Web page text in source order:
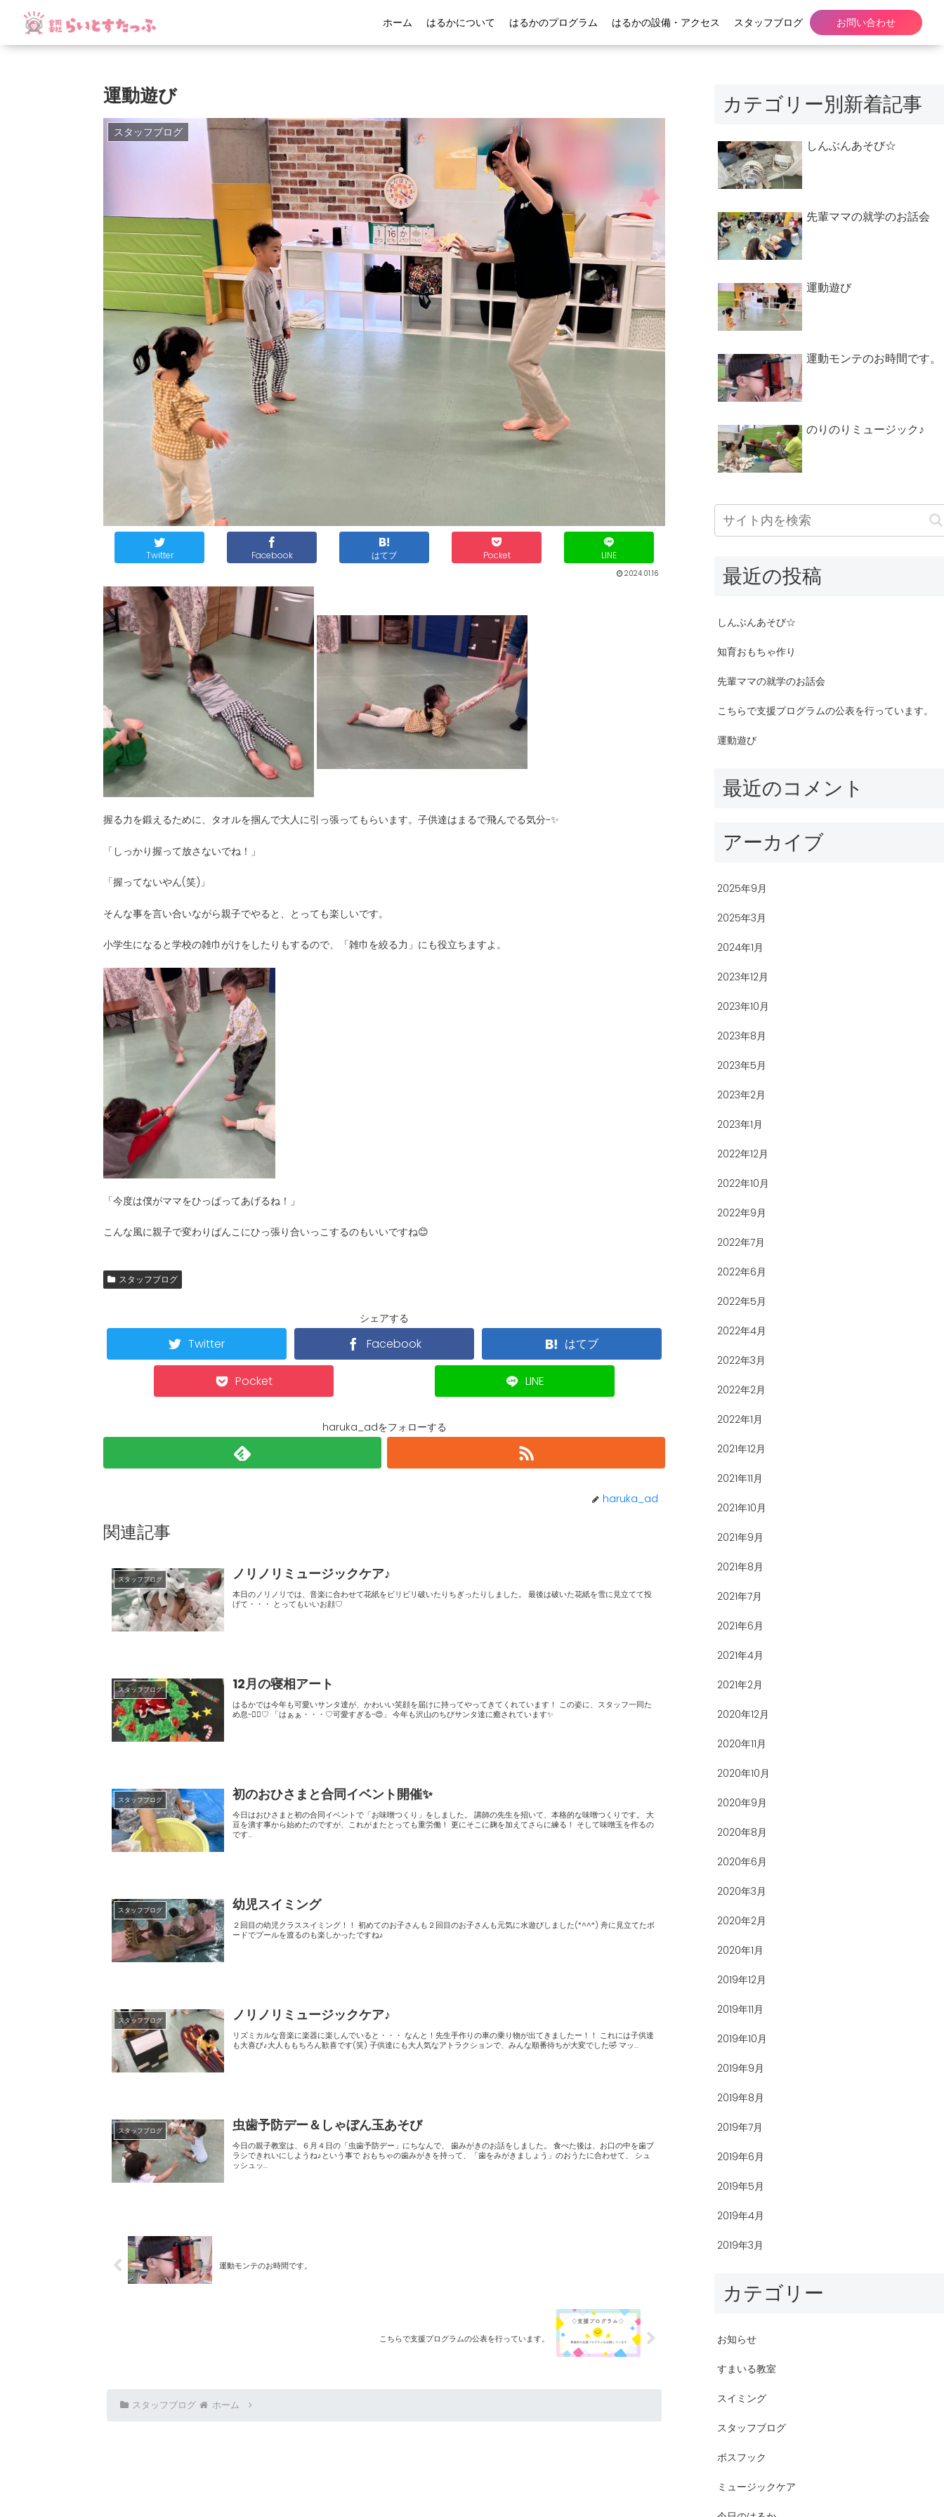
ホーム はるかについて はるかのプログラム はるかの設備・アクセス スタッフブログ お問い合わせ
運動遊び
スタッフブログ
Twitter Facebook はてブ Pocket LINE
2024.01.16
握る力を鍛えるために、タオルを掴んで大人に引っ張ってもらいます。子供達はまるで飛んでる気分~✨
「しっかり握って放さないでね！」
「握ってないやん(笑)」
そんな事を言い合いながら親子でやると、とっても楽しいです。
小学生になると学校の雑巾がけをしたりもするので、「雑巾を絞る力」にも役立ちますよ。
「今度は僕がママをひっぱってあげるね！」
こんな風に親子で変わりばんこにひっ張り合いっこするのもいいですね😊
スタッフブログ
シェアする
Twitter Facebook はてブ
Pocket LINE
haruka_adをフォローする
haruka_ad
関連記事
スタッフブログ ノリノリミュージックケア♪
本日のノリノリでは、音楽に合わせて花紙をビリビリ破いたりちぎったりしました。 最後は破いた花紙を雪に見立てて投
げて・・・ とってもいいお顔♡
スタッフブログ 12月の寝相アート
はるかでは今年も可愛いサンタ達が、かわいい笑顔を届けに持ってやってきてくれています！ この姿に、スタッフ一同た
め息~😮‍💨♡ 「はぁぁ・・・♡可愛すぎる~😍」 今年も沢山のちびサンタ達に癒されています✨
スタッフブログ 初のおひさまと合同イベント開催✨
今日はおひさまと初の合同イベントで「お味噌つくり」をしました。 講師の先生を招いて、本格的な味噌つくりです。 大
豆を潰す事から始めたのですが、これがまたとっても重労働！ 更にそこに麹を加えてさらに練る！ そして味噌玉を作るの
です...
スタッフブログ 幼児スイミング
２回目の幼児クラススイミング！！ 初めてのお子さんも２回目のお子さんも元気に水遊びしました(*^^*) 舟に見立てたボ
ードでプールを渡るのも楽しかったですね♪
スタッフブログ ノリノリミュージックケア♪
リズミカルな音楽に楽器に楽しんでいると・・・ なんと！先生手作りの車の乗り物が出てきましたー！！ これには子供達
も大喜び♪大人ももちろん歓喜です(笑) 子供達にも大人気なアトラクションで、みんな順番待ちが大変でした🤣 マッ...
スタッフブログ 虫歯予防デー＆しゃぼん玉あそび
今日の親子教室は、６月４日の「虫歯予防デー」にちなんで、 歯みがきのお話をしました。 食べた後は、お口の中を歯ブ
ラシできれいにしようね♪という事で おもちゃの歯みがきを持って、「歯をみがきましょう」のおうたに合わせて、 シュ
ッシュッ...
運動モンテのお時間です。
こちらで支援プログラムの公表を行っています。
ホーム
スタッフブログ
カテゴリー別新着記事
しんぶんあそび☆
先輩ママの就学のお話会
運動遊び
運動モンテのお時間です。
のりのりミュージック♪
最近の投稿
しんぶんあそび☆
知育おもちゃ作り
先輩ママの就学のお話会
こちらで支援プログラムの公表を行っています。
運動遊び
最近のコメント
アーカイブ
2025年9月
2025年3月
2024年1月
2023年12月
2023年10月
2023年8月
2023年5月
2023年2月
2023年1月
2022年12月
2022年10月
2022年9月
2022年7月
2022年6月
2022年5月
2022年4月
2022年3月
2022年2月
2022年1月
2021年12月
2021年11月
2021年10月
2021年9月
2021年8月
2021年7月
2021年6月
2021年4月
2021年2月
2020年12月
2020年11月
2020年10月
2020年9月
2020年8月
2020年6月
2020年3月
2020年2月
2020年1月
2019年12月
2019年11月
2019年10月
2019年9月
2019年8月
2019年7月
2019年6月
2019年5月
2019年4月
2019年3月
カテゴリー
お知らせ
すまいる教室
スイミング
スタッフブログ
ボスフック
ミュージックケア